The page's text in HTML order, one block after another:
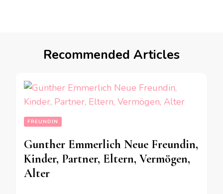
Recommended Articles
FREUNDIN
Gunther Emmerlich Neue Freundin,
Kinder, Partner, Eltern, Vermögen,
Alter